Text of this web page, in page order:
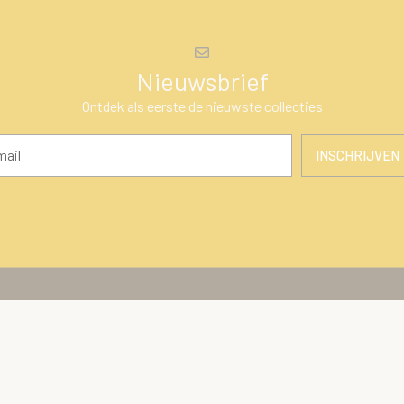
Nieuwsbrief
Ontdek als eerste de nieuwste collecties
INSCHRIJVEN